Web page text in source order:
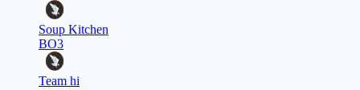
Soup Kitchen
BO3
Team hi